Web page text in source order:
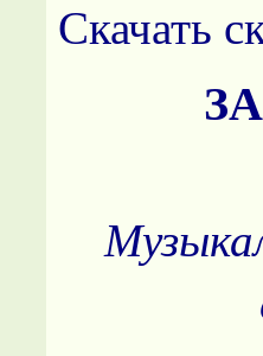
Скачать